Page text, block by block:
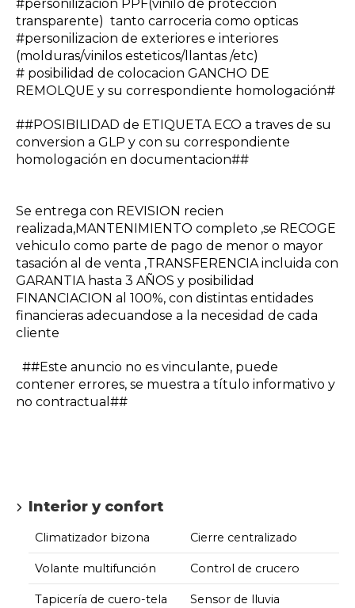
#personilizacion PPF(vinilo de protección
transparente) tanto carroceria como opticas
#personilizacion de exteriores e interiores
(molduras/vinilos esteticos/llantas /etc)
# posibilidad de colocacion GANCHO DE
REMOLQUE y su correspondiente homologación#
##POSIBILIDAD de ETIQUETA ECO a traves de su
conversion a GLP y con su correspondiente
homologación en documentacion##
Se entrega con REVISION recien
realizada,MANTENIMIENTO completo ,se RECOGE
vehiculo como parte de pago de menor o mayor
tasación al de venta ,TRANSFERENCIA incluida con
GARANTIA hasta 3 AÑOS y posibilidad
FINANCIACION al 100%, con distintas entidades
financieras adecuandose a la necesidad de cada
cliente
##Este anuncio no es vinculante, puede
contener errores, se muestra a título informativo y
no contractual##
Interior y confort
Climatizador bizona Cierre centralizado
Volante multifunción Control de crucero
Tapicería de cuero-tela Sensor de lluvia